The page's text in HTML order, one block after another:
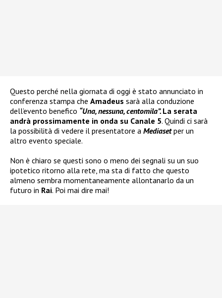
Questo perché nella giornata di oggi è stato annunciato in
conferenza stampa che Amadeus sarà alla conduzione
dell’evento benefico “Una, nessuna, centomila”. La serata
andrà prossimamente in onda su Canale 5. Quindi ci sarà
la possibilità di vedere il presentatore a Mediasetper un
altro evento speciale.
Non è chiaro se questi sono o meno dei segnali su un suo
ipotetico ritorno alla rete, ma sta di fatto che questo
almeno sembra momentaneamente allontanarlo da un
futuro in Rai. Poi mai dire mai!